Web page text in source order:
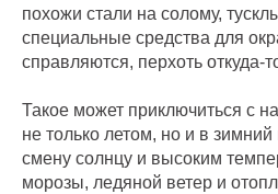
похожи стали на солому,
специальные средства для
справляются, перхоть откуда-
Такое может приключиться с
не только летом, но и в
смену солнцу и высоким
морозы, ледяной ветер и